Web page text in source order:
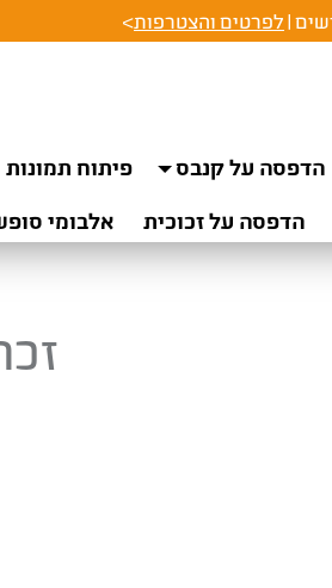
לפרטים והצטרפות>
הדפסה על קנבס פיתוח תמונות
הדפסה על זכוכית אלבומי